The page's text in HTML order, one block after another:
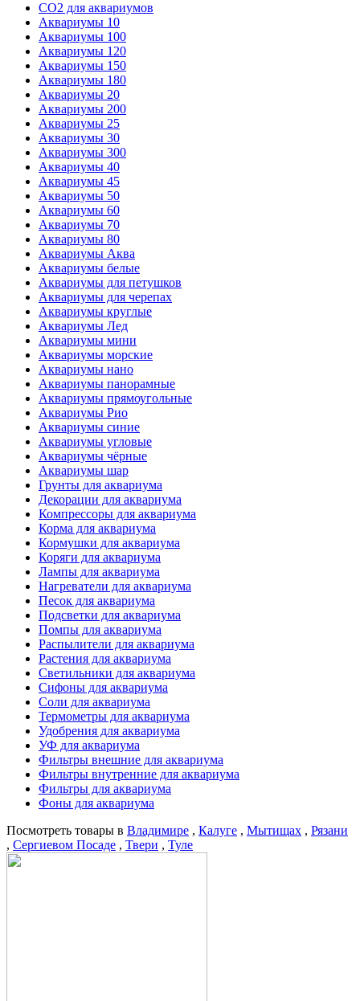
CO2 для аквариумов
Аквариумы 10
Аквариумы 100
Аквариумы 120
Аквариумы 150
Аквариумы 180
Аквариумы 20
Аквариумы 200
Аквариумы 25
Аквариумы 30
Аквариумы 300
Аквариумы 40
Аквариумы 45
Аквариумы 50
Аквариумы 60
Аквариумы 70
Аквариумы 80
Аквариумы Аква
Аквариумы белые
Аквариумы для петушков
Аквариумы для черепах
Аквариумы круглые
Аквариумы Лед
Аквариумы мини
Аквариумы морские
Аквариумы нано
Аквариумы панорамные
Аквариумы прямоугольные
Аквариумы Рио
Аквариумы синие
Аквариумы угловые
Аквариумы чёрные
Аквариумы шар
Грунты для аквариума
Декорации для аквариума
Компрессоры для аквариума
Корма для аквариума
Кормушки для аквариума
Коряги для аквариума
Лампы для аквариума
Нагреватели для аквариума
Песок для аквариума
Подсветки для аквариума
Помпы для аквариума
Распылители для аквариума
Растения для аквариума
Светильники для аквариума
Сифоны для аквариума
Соли для аквариума
Термометры для аквариума
Удобрения для аквариума
УФ для аквариума
Фильтры внешние для аквариума
Фильтры внутренние для аквариума
Фильтры для аквариума
Фоны для аквариума
Посмотреть товары в Владимире , Калуге , Мытищах , Рязани
, Сергиевом Посаде , Твери , Туле